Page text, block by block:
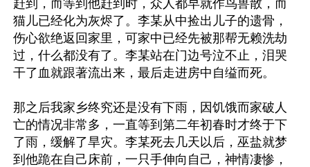
赶到，而等到他赶到时，众人都早就作鸟兽散，而
猫儿已经化为灰烬了。李某从中捡出儿子的遗骨，
伤心欲绝返回家里，可家中已经先被那帮无赖洗劫
过，什么都没有了。李某站在门边号泣不止，泪哭
干了血就跟著流出来，最后走进房中自缢而死。
那之后我家乡终究还是没有下雨，因饥饿而家破人
亡的情况非常多，一直等到第二年初春时才终于下
了雨，缓解了旱灾。李某死去几天以后，巫盐就梦
到他跪在自己床前，一只手伸向自己，神情凄惨，